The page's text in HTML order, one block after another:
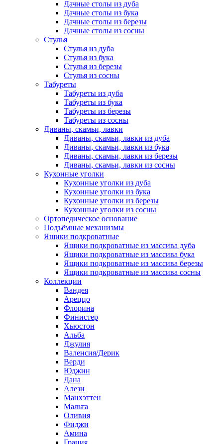
Дачные столы из дуба
Дачные столы из бука
Дачные столы из березы
Дачные столы из сосны
Стулья
Стулья из дуба
Стулья из бука
Стулья из березы
Стулья из сосны
Табуреты
Табуреты из дуба
Табуреты из бука
Табуреты из березы
Табуреты из сосны
Диваны, скамьи, лавки
Диваны, скамьи, лавки из дуба
Диваны, скамьи, лавки из бука
Диваны, скамьи, лавки из березы
Диваны, скамьи, лавки из сосны
Кухонные уголки
Кухонные уголки из дуба
Кухонные уголки из бука
Кухонные уголки из березы
Кухонные уголки из сосны
Ортопедическое основание
Подъёмные механизмы
Ящики подкроватные
Ящики подкроватные из массива дуба
Ящики подкроватные из массива бука
Ящики подкроватные из массива березы
Ящики подкроватные из массива сосны
Коллекции
Вандея
Ареццо
Флорина
Финистер
Хьюстон
Альба
Джулия
Валенсия/Дерик
Верди
Юджин
Дана
Алези
Манхэттен
Мальта
Оливия
Фиджи
Амина
Грация